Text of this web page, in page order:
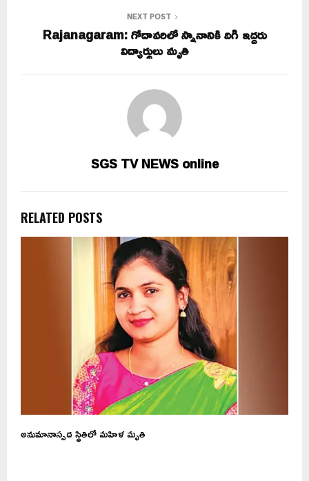
NEXT POST
Rajanagaram: గోదావరిలో స్నానానికి దిగి ఇద్దరు
విద్యార్థులు మృతి
SGS TV NEWS online
RELATED POSTS
అనుమానాస్పద స్థితిలో మహిళ మృతి